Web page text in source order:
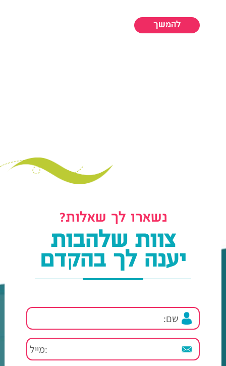
להמשך
נשארו לך שאלות?
צוות שלהבות
יענה לך בהקדם